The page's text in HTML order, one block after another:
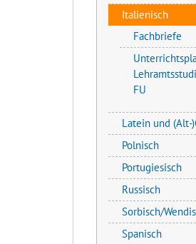
Italienisch
Fachbriefe
FU
Latein und (Alt-
Polnisch
Portugiesisch
Russisch
Sorbisch/
Spanisch